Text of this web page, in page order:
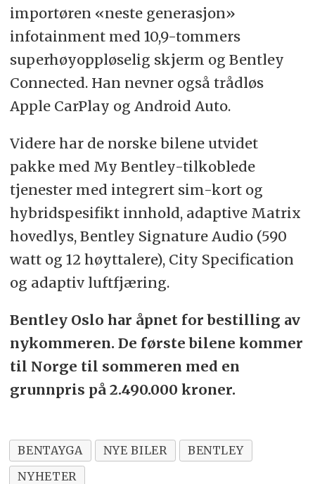
importøren «neste generasjon»
infotainment med 10,9-tommers
superhøyoppløselig skjerm og Bentley
Connected. Han nevner også trådløs
Apple CarPlay og Android Auto.
Videre har de norske bilene utvidet
pakke med My Bentley-tilkoblede
tjenester med integrert sim-kort og
hybridspesifikt innhold, adaptive Matrix
hovedlys, Bentley Signature Audio (590
watt og 12 høyttalere), City Specification
og adaptiv luftfjæring.
Bentley Oslo har åpnet for bestilling av
nykommeren. De første bilene kommer
til Norge til sommeren med en
grunnpris på 2.490.000 kroner.
BENTAYGA NYE BILER
BENTLEY
NYHETER